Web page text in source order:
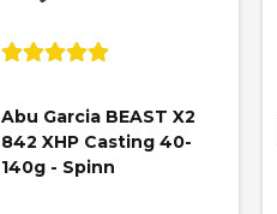
Abu Garcia BEAST X2
842 XHP Casting 40-
140g - Spinn